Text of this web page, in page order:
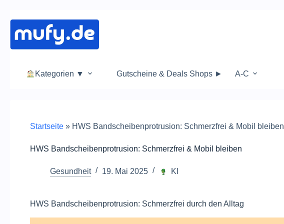
Inhalt
springen
Kategorien ▼ Gutscheine & Deals Shops ► A-C
Startseite » HWS Bandscheibenprotrusion: Schmerzfrei & Mobil bleiben
HWS Bandscheibenprotrusion: Schmerzfrei & Mobil bleiben
Gesundheit 19. Mai 2025 KI
HWS Bandscheibenprotrusion: Schmerzfrei durch den Alltag